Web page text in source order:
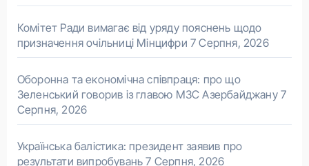
Комітет Ради вимагає від уряду пояснень щодо
призначення очільниці Мінцифри 7 Серпня, 2026
Оборонна та економічна співпраця: про що
Зеленський говорив із главою МЗС Азербайджану 7
Серпня, 2026
Українська балістика: президент заявив про
результати випробувань 7 Серпня, 2026